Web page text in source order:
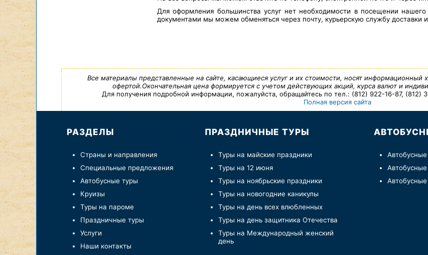
Для оформления большинства услуг нет необходимости в посещении
документами мы можем обменяться через почту, курьерскую службу доставки
Все материалы представленные на сайте, касающиеся услуг и их стоимости, носят информационный
офертой.Окончательная цена формируется с учетом действующих акций, курса валют и
Для получения подробной информации, пожалуйста, обращайтесь по тел.: (812) 922-16-87, (812)
Полная версия сайта
РАЗДЕЛЫ
Страны и направления
Специальные предложения
Автобусные туры
Круизы
Туры на пароме
Праздничные туры
Услуги
Наши контакты
ПРАЗДНИЧНЫЕ ТУРЫ
Туры на майские праздники
Туры на 12 июня
Туры на ноябрьские праздники
Туры на новогодние каникулы
Туры на день всех влюбленных
Туры на день защитника Отечества
Туры на Международный женский
день